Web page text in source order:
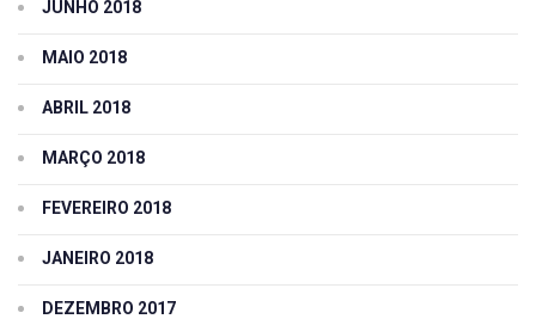
JUNHO 2018
MAIO 2018
ABRIL 2018
MARÇO 2018
FEVEREIRO 2018
JANEIRO 2018
DEZEMBRO 2017